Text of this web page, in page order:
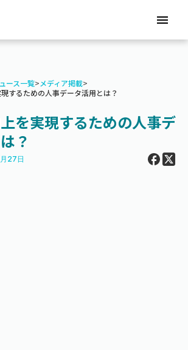
menu
ース一覧>メディア掲載>
するための人事データ活用とは？
を実現するための人事デ
？
27日